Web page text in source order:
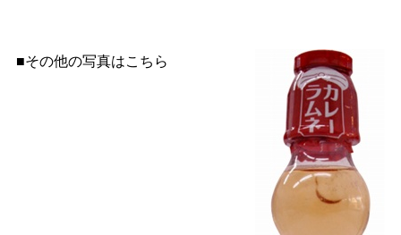
■その他の写真はこちら